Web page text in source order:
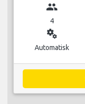
group
4
miscellaneous_services
Automatisk